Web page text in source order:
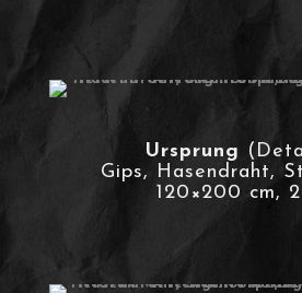
Ursprung
Gips, Hasendraht,
120×200 cm,